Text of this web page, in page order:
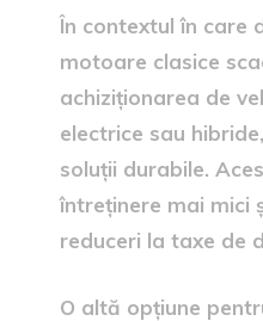
În contextul în care
motoare clasice
achiziționarea de
electrice sau
soluții durabile.
întreținere mai mici
reduceri la taxe de
O altă opțiune